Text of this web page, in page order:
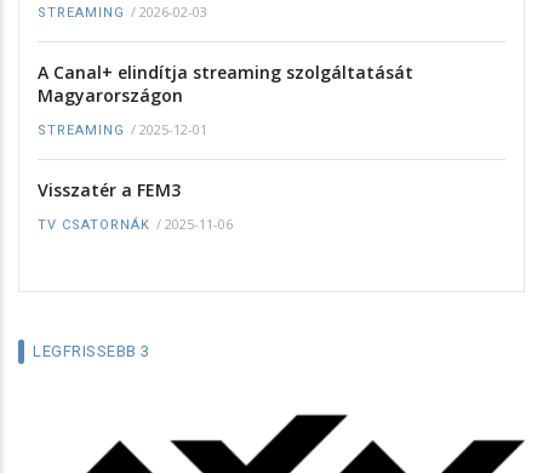
STREAMING / 2026-02-03
A Canal+ elindítja streaming szolgáltatását
Magyarországon
STREAMING / 2025-12-01
Visszatér a FEM3
TV CSATORNÁK / 2025-11-06
LEGFRISSEBB 3